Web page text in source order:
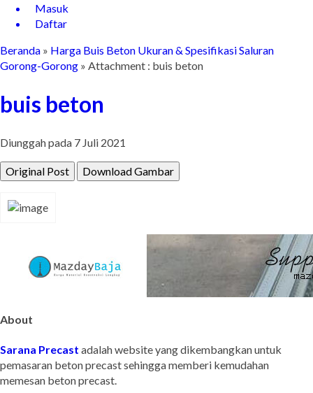
Masuk
Daftar
Beranda » Harga Buis Beton Ukuran & Spesifikasi Saluran
Gorong-Gorong » Attachment : buis beton
buis beton
Diunggah pada 7 Juli 2021
Original Post Download Gambar
About
Sarana Precast adalah website yang dikembangkan untuk
pemasaran beton precast sehingga memberi kemudahan
memesan beton precast.